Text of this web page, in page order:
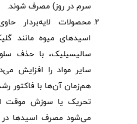
سرم در روز) مصرف شوند.
اسیدهای میوه مانند
سالیسیلیک، با حذف
سایر مواد را افزایش
تحریک یا سوزش موقت
می‌شود مصرف اسیدها